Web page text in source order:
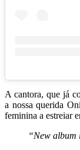
A cantora, que já
a nossa querida
feminina a estreiar
“New album